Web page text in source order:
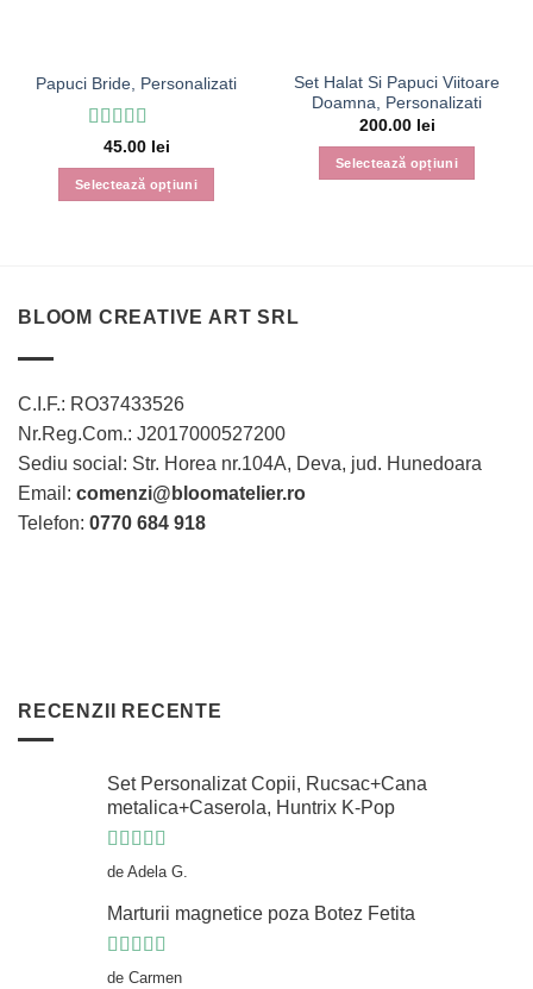
Papuci Bride, Personalizati
Evaluat la5
din 5
45.00 lei
Selectează opțiuni
Set Halat Si Papuci Viitoare
Doamna, Personalizati
200.00 lei
Selectează opțiuni
BLOOM CREATIVE ART SRL
C.I.F.: RO37433526
Nr.Reg.Com.: J2017000527200
Sediu social: Str. Horea nr.104A, Deva, jud. Hunedoara
Email: comenzi@bloomatelier.ro
Telefon: 0770 684 918
RECENZII RECENTE
Set Personalizat Copii, Rucsac+Cana
metalica+Caserola, Huntrix K-Pop
Evaluat la
de Adela G.
Marturii magnetice poza Botez Fetita
Evaluat la
de Carmen